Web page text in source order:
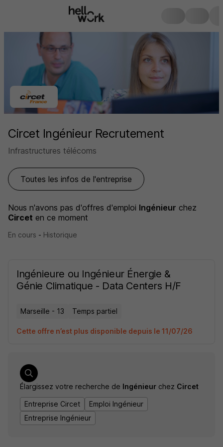
Circet Ingénieur Recrutement
Infrastructures télécoms
Toutes les infos de l'entreprise
Nous n'avons pas d'offres d'emploi Ingénieur chez
Circet en ce moment
En cours - Historique
Ingénieure ou Ingénieur Énergie &
Génie Climatique - Data Centers H/F
Marseille - 13 Temps partiel
Cette offre n’est plus disponible depuis le 11/07/26
Élargissez votre recherche de Ingénieur chez Circet
Entreprise Circet
Emploi Ingénieur
Entreprise Ingénieur